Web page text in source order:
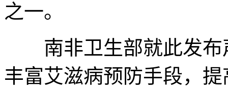
之一。
南非卫生部就此发布
丰富艾滋病预防手段，